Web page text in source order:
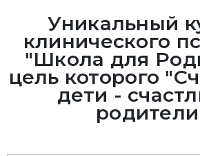
Уникальный
клинического
"Школа для
цель которого
дети -